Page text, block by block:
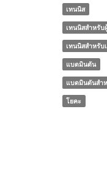
เทนนิส
เทนนิสสำหรั
เทนนิสสำหรับ
แบดมินตัน
แบดมินตันสำ
โยคะ